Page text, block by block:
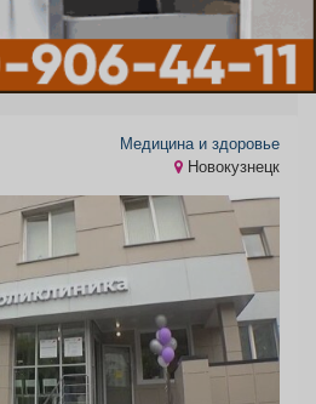
Медицина и здоровье
Новокузнецк